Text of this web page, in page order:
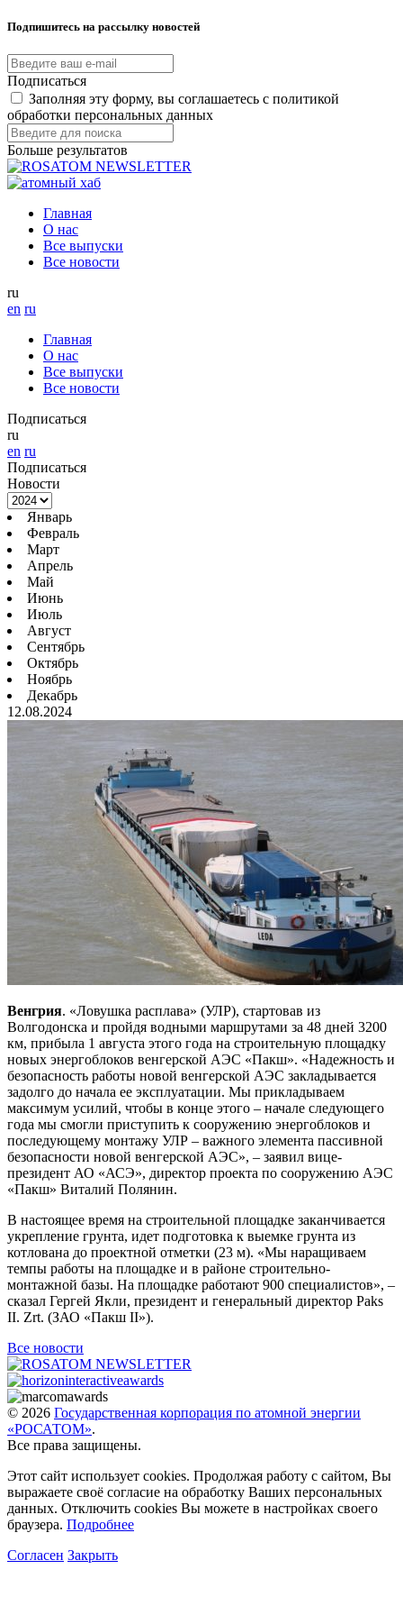
Подпишитесь на рассылку новостей
Подписаться
Заполняя эту форму, вы соглашаетесь с политикой
обработки персональных данных
Больше результатов
Главная
О нас
Все выпуски
Все новости
ru
en ru
Главная
О нас
Все выпуски
Все новости
Подписаться
ru
en ru
Подписаться
Новости
Январь
Февраль
Март
Апрель
Май
Июнь
Июль
Август
Сентябрь
Октябрь
Ноябрь
Декабрь
12.08.2024
Венгрия. «Ловушка расплава» (УЛР), стартовав из
Волгодонска и пройдя водными маршрутами за 48 дней 3200
км, прибыла 1 августа этого года на строительную площадку
новых энергоблоков венгерской АЭС «Пакш». «Надежность и
безопасность работы новой венгерской АЭС закладывается
задолго до начала ее эксплуатации. Мы прикладываем
максимум усилий, чтобы в конце этого – начале следующего
года мы смогли приступить к сооружению энергоблоков и
последующему монтажу УЛР – важного элемента пассивной
безопасности новой венгерской АЭС», – заявил вице-
президент АО «АСЭ», директор проекта по сооружению АЭС
«Пакш» Виталий Полянин.
В настоящее время на строительной площадке заканчивается
укрепление грунта, идет подготовка к выемке грунта из
котлована до проектной отметки (23 м). «Мы наращиваем
темпы работы на площадке и в районе строительно-
монтажной базы. На площадке работают 900 специалистов», –
сказал Гергей Якли, президент и генеральный директор Paks
II. Zrt. (ЗАО «Пакш II»).
Все новости
© 2026 Государственная корпорация по атомной энергии
«РОСАТОМ».
Все права защищены.
Этот сайт использует cookies. Продолжая работу с сайтом, Вы
выражаете своё согласие на обработку Ваших персональных
данных. Отключить cookies Вы можете в настройках своего
браузера. Подробнее
Согласен Закрыть